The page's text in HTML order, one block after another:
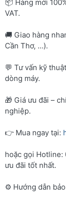
📦 Hàng mới
VAT.
🚚 Giao hàng
Cần Thơ, …).
💬 Tư vấn kỹ
dòng máy.
🎁 Giá ưu đãi –
nghiệp.
👉 Mua ngay tại:
hoặc gọi Hotline:
ưu đãi tốt nhất.
⚙️ Hướng dẫn